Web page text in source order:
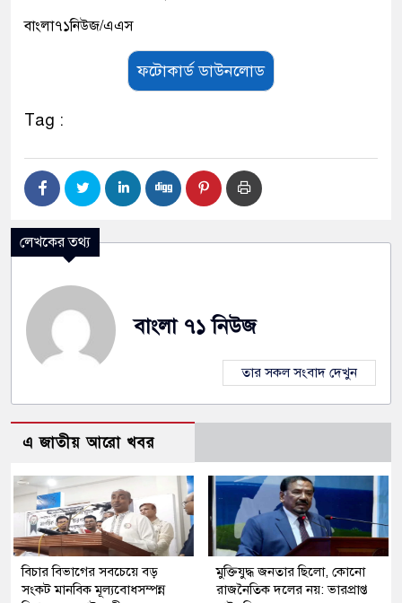
বাংলা৭১নিউজ/এএস
ফটোকার্ড ডাউনলোড
Tag :
লেখকের তথ্য
বাংলা ৭১ নিউজ
তার সকল সংবাদ দেখুন
এ জাতীয় আরো খবর
বিচার বিভাগের সবচেয়ে বড়
সংকট মানবিক মূল্যবোধসম্পন্ন
মুক্তিযুদ্ধ জনতার ছিলো, কোনো
রাজনৈতিক দলের নয়: ভারপ্রাপ্ত